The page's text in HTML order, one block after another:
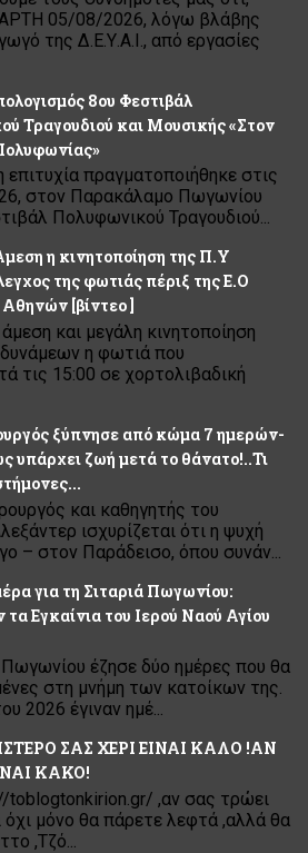
05/08/2026, λόγω βλάβης
της Δ.Ε.Υ.Α.Ι., από εργασίες
8ου Φεστιβάλ
Τραγουδιού και Μουσικής «Στον
πραγματοποιήθηκε στις
στον Παρακάλαμο Πωγωνίου
Πολυφωνικού Τραγουδιού...
η κινητοποίηση της Π.Υ
της φωτιάς πέριξ της Ε.Ο
[βίντεο ]
και μεγάλη κινητοποίηση
η φωτιά που
τις 15:00 σε χορτολιβαδική
ξύπνησε από κώμα 7 ημερών-
υπάρχει ζωή μετά το θάνατο!..Τι
και καθηγητής του
ισχυρίζεται ότι η ψυχή
– στον Παράδεισο, όπου συνάν...
για τη Σιταριά Πωγωνίου:
Εγκαίνια του Ιερού Ναού Αγίου
Πωγωνίου έζησε δύο ημέρες που θα
στη μνήμη των κατοίκων της.
2026 έγιναν ημέ...
ΣΑΣ ΧΕΡΙ ΕΙΝΑΙ ΚΑΛΟ !ΑΝ
ΚΑΚΟ!
,αν σας τρώει
όχι μόνο θα πάρετε λεφτά ,αλλά θα
,Τζό...